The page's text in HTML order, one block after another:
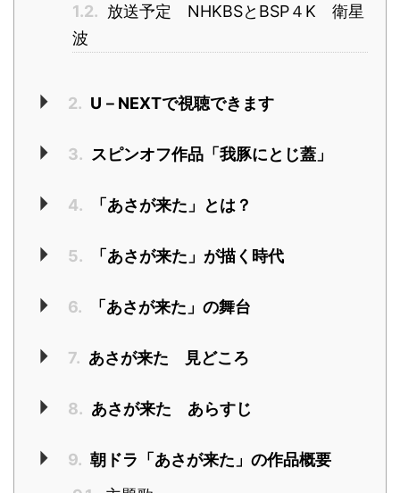
1.2. 放送予定 NHKBSとBSP４K 衛星
波
2. U－NEXTで視聴できます
3. スピンオフ作品「我豚にとじ蓋」
4. 「あさが来た」とは？
5. 「あさが来た」が描く時代
6. 「あさが来た」の舞台
7. あさが来た 見どころ
8. あさが来た あらすじ
9. 朝ドラ「あさが来た」の作品概要